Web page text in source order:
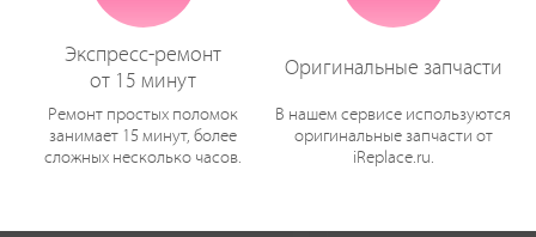
Экспресс-ремонт
от 15 минут
Ремонт простых поломок
занимает 15 минут, более
сложных несколько часов.
Оригинальные запчасти
В нашем сервисе используются
оригинальные запчасти от
iReplace.ru.